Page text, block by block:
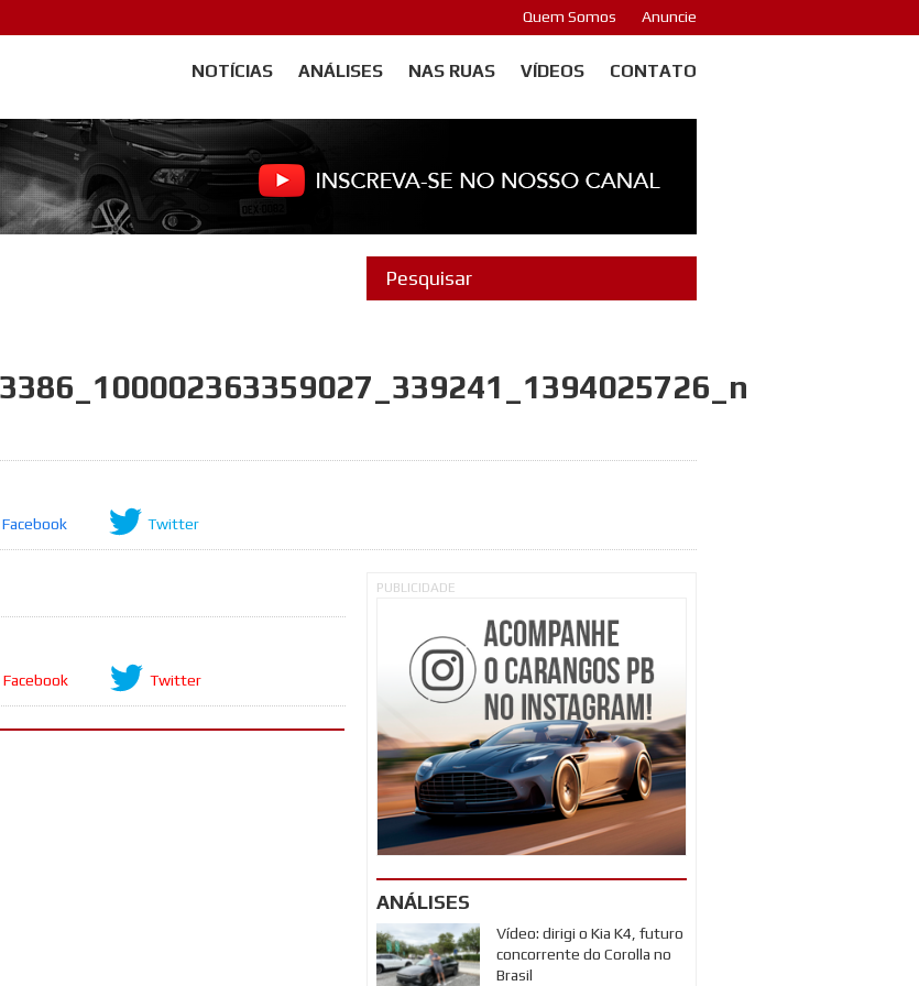
Quem Somos Anuncie
NOTÍCIAS ANÁLISES NAS RUAS VÍDEOS CONTATO
Facebook Twitter
Facebook Twitter
PUBLICIDADE
ANÁLISES
Vídeo: dirigi o Kia K4, futuro
concorrente do Corolla no
Brasil